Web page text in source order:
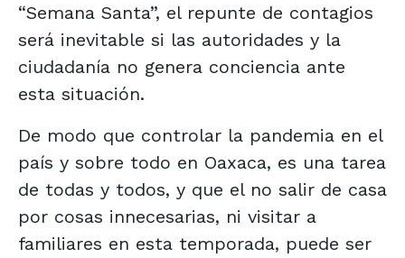
“Semana Santa”, el repunte de contagios
será inevitable si las autoridades y la
ciudadanía no genera conciencia ante
esta situación.
De modo que controlar la pandemia en el
país y sobre todo en Oaxaca, es una tarea
de todas y todos, y que el no salir de casa
por cosas innecesarias, ni visitar a
familiares en esta temporada, puede ser